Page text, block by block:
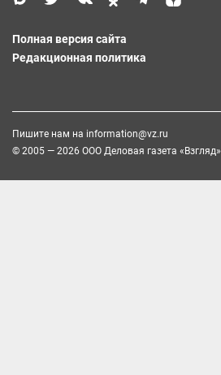
Полная версия сайта
Редакционная политика
Пишите нам на information@vz.ru
© 2005 — 2026 ООО Деловая газета «Взгляд»